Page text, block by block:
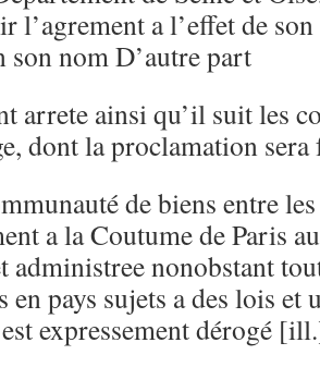
l’agrement a l’effet de
son nom D’autre part
arrete ainsi qu’il suit les
dont la proclamation sera
de biens entre
a la Coutume de Paris
administree nonobstant
en pays sujets a des lois et
expressement dérogé